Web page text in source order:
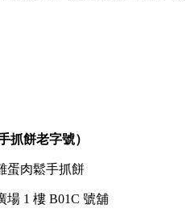
抓餅老字號）
蛋肉鬆手抓餅
場 1 樓 B01C 號舖